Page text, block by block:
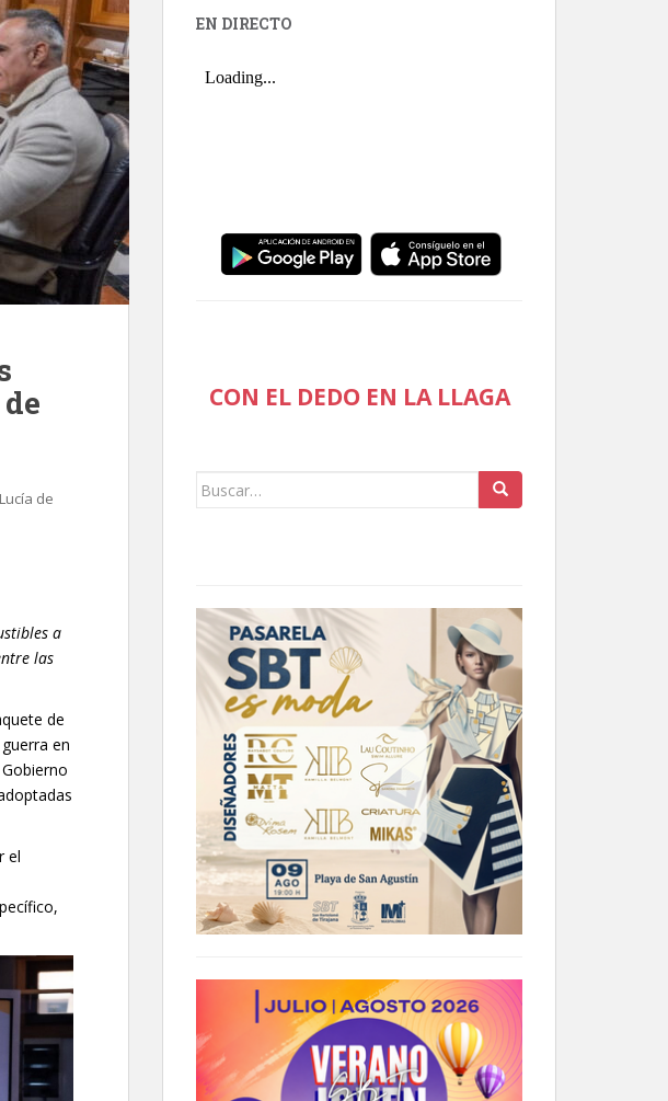
de
a
las
de
en
el
EN DIRECTO
CON EL DEDO EN LA LLAGA
Buscar: